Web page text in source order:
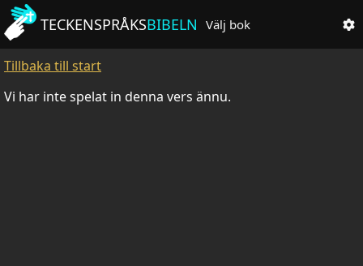
TECKENSPRÅKSBIBELN Välj bok
Tillbaka till start
Vi har inte spelat in denna vers ännu.